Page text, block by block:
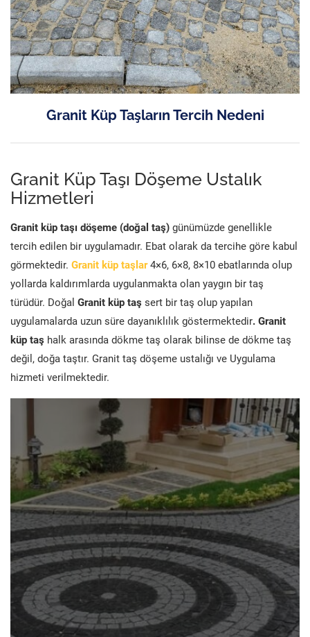
Granit Küp Taşların Tercih Nedeni
Granit Küp Taşı Döşeme Ustalık
Hizmetleri
Granit küp taşı döşeme (doğal taş) günümüzde genellikle
tercih edilen bir uygulamadır. Ebat olarak da tercihe göre kabul
görmektedir. Granit küp taşlar 4×6, 6×8, 8×10 ebatlarında olup
yollarda kaldırımlarda uygulanmakta olan yaygın bir taş
türüdür. Doğal Granit küp taş sert bir taş olup yapılan
uygulamalarda uzun süre dayanıklılık göstermektedir. Granit
küp taş halk arasında dökme taş olarak bilinse de dökme taş
değil, doğa taştır. Granit taş döşeme ustalığı ve Uygulama
hizmeti verilmektedir.